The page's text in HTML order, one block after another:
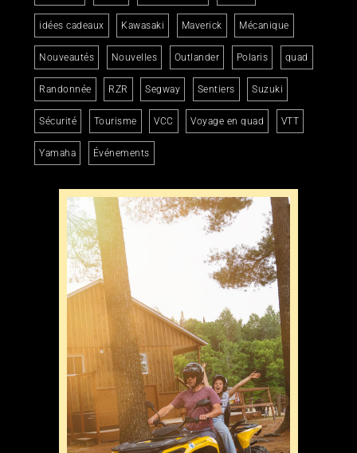
idées cadeaux Kawasaki Maverick Mécanique
Nouveautés Nouvelles Outlander Polaris quad
Randonnée RZR Segway Sentiers Suzuki
Sécurité Tourisme VCC Voyage en quad VTT
Yamaha Événements